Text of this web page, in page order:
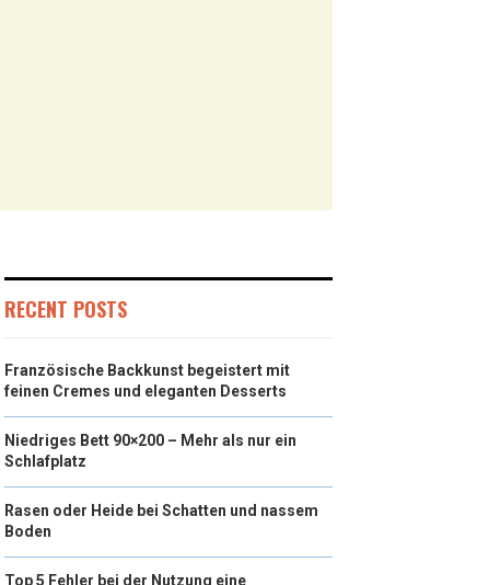
RECENT POSTS
Französische Backkunst begeistert mit
feinen Cremes und eleganten Desserts
Niedriges Bett 90×200 – Mehr als nur ein
Schlafplatz
Rasen oder Heide bei Schatten und nassem
Boden
Top 5 Fehler bei der Nutzung eine